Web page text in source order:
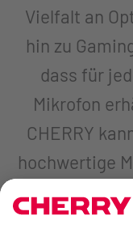
Vielfalt an
hin zu
dass für
Mikrofon
CHERRY
hochwertige
heben.